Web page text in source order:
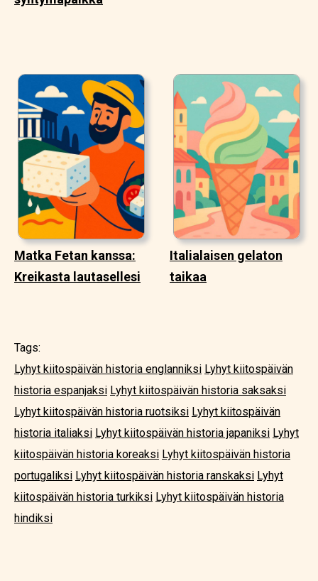
Matka Fetan kanssa:
Kreikasta lautasellesi
Italialaisen gelaton
taikaa
Tags:
Lyhyt kiitospäivän historia englanniksi Lyhyt kiitospäivän
historia espanjaksi Lyhyt kiitospäivän historia saksaksi
Lyhyt kiitospäivän historia ruotsiksi Lyhyt kiitospäivän
historia italiaksi Lyhyt kiitospäivän historia japaniksi Lyhyt
kiitospäivän historia koreaksi Lyhyt kiitospäivän historia
portugaliksi Lyhyt kiitospäivän historia ranskaksi Lyhyt
kiitospäivän historia turkiksi Lyhyt kiitospäivän historia
hindiksi